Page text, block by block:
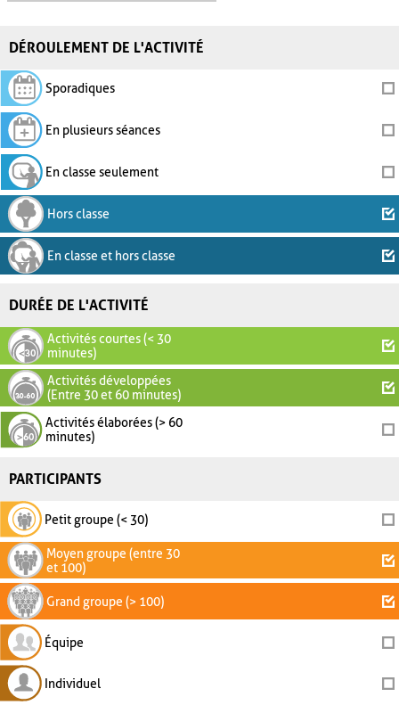
DÉROULEMENT DE L'ACTIVITÉ
Sporadiques
En plusieurs séances
En classe seulement
Hors classe
En classe et hors classe
DURÉE DE L'ACTIVITÉ
Activités courtes (< 30
minutes)
Activités développées
(Entre 30 et 60 minutes)
Activités élaborées (> 60
minutes)
PARTICIPANTS
Petit groupe (< 30)
Moyen groupe (entre 30
et 100)
Grand groupe (> 100)
Équipe
Individuel